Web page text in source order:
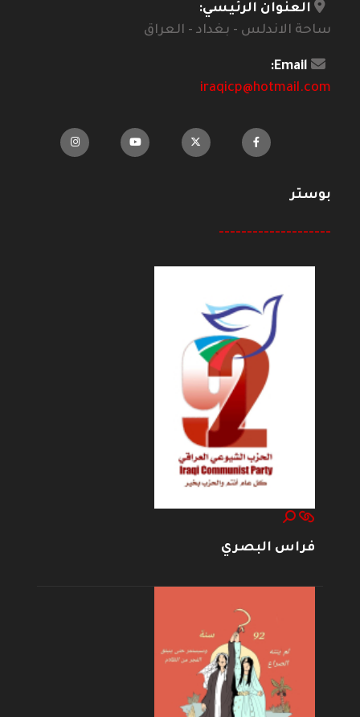
العنوان الرئيسي:
ساحة الاندلس - بغداد - العراق
Email:
iraqicp@hotmail.com
بوستر
--------------------
فراس البصري